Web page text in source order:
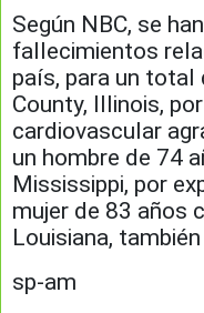
Según NBC, se
fallecimientos
país, para un total
County, Illinois,
cardiovascular
un hombre de 74
Mississippi, por
mujer de 83 años
Louisiana,
sp-am